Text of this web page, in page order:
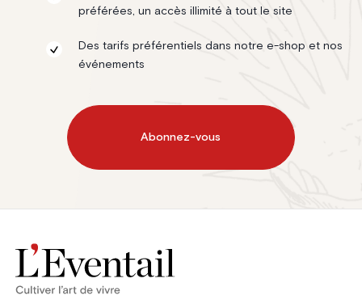
préférées, un accès illimité à tout le site
Des tarifs préférentiels dans notre e-shop et nos
événements
Abonnez-vous